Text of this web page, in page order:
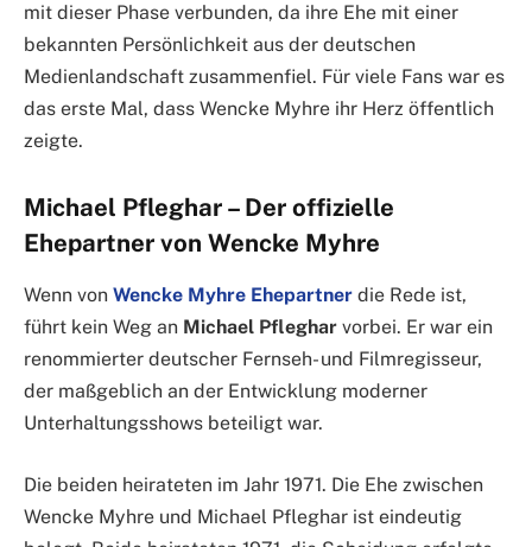
mit dieser Phase verbunden, da ihre Ehe mit einer
bekannten Persönlichkeit aus der deutschen
Medienlandschaft zusammenfiel. Für viele Fans war es
das erste Mal, dass Wencke Myhre ihr Herz öffentlich
zeigte.
Michael Pfleghar – Der offizielle
Ehepartner von Wencke Myhre
Wenn von Wencke Myhre Ehepartner die Rede ist,
führt kein Weg an Michael Pfleghar vorbei. Er war ein
renommierter deutscher Fernseh- und Filmregisseur,
der maßgeblich an der Entwicklung moderner
Unterhaltungsshows beteiligt war.
Die beiden heirateten im Jahr 1971. Die Ehe zwischen
Wencke Myhre und Michael Pfleghar ist eindeutig